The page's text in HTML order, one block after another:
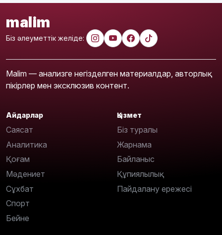
malim
Біз әлеуметтік желіде:
Malim — анализге негізделген материалдар, авторлық
пікірлер мен эксклюзив контент.
Айдарлар
Саясат
Аналитика
Қоғам
Мәдениет
Сұхбат
Спорт
Бейне
Қызмет
Біз туралы
Жарнама
Байланыс
Құпиялылық
Пайдалану ережесі